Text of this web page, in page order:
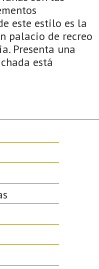
este estilo es la
palacio de recreo
Presenta una
está